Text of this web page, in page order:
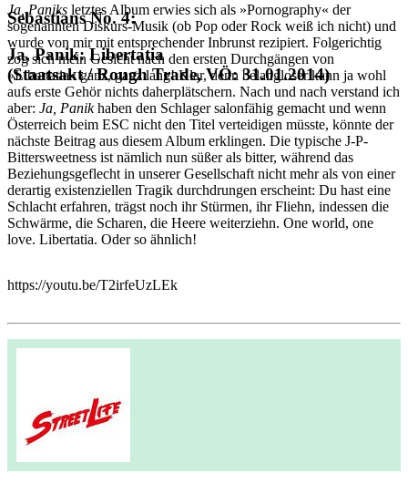
Sebastians No. 4:
Ja, Panik: Libertatia
(Staatsakt / Rough Trade, VÖ: 31.01.2014)
Ja, Paniks letztes Album erwies sich als »Pornography« der
sogenannten Diskurs-Musik (ob Pop oder Rock weiß ich nicht) und
wurde von mir mit entsprechender Inbrunst rezipiert. Folgerichtig
zog sich mein Gesicht nach den ersten Durchgängen von
»Libertatia« ganz, ganz lang! Klar, denn belangloser kann ja wohl
aufs erste Gehör nichts daherplätschern. Nach und nach verstand ich
aber: Ja, Panikhaben den Schlager salonfähig gemacht und wenn
Österreich beim ESC nicht den Titel verteidigen müsste, könnte der
nächste Beitrag aus diesem Album erklingen. Die typische J-P-
Bittersweetness ist nämlich nun süßer als bitter, während das
Beziehungsgeflecht in unserer Gesellschaft nicht mehr als von einer
derartig existenziellen Tragik durchdrungen erscheint: Du hast eine
Schlacht erfahren, trägst noch ihr Stürmen, ihr Fliehn, indessen die
Schwärme, die Scharen, die Heere weiterziehn. One world, one
love. Libertatia. Oder so ähnlich!
https://youtu.be/T2irfeUzLEk